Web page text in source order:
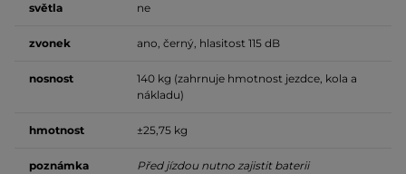
světla ne
zvonek ano, černý, hlasitost 115 dB
nosnost
140 kg (zahrnuje hmotnost jezdce, kola a
nákladu)
hmotnost ±25,75 kg
poznámka
Před jízdou nutno zajistit baterii